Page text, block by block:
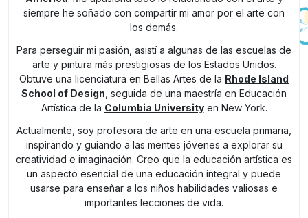
siempre he soñado con compartir mi amor por el arte con
los demás.
Para perseguir mi pasión, asistí a algunas de las escuelas de
arte y pintura más prestigiosas de los Estados Unidos.
Obtuve una licenciatura en Bellas Artes de la Rhode Island
School of Design , seguida de una maestría en Educación
Artística de la Columbia Universityen New York.
Actualmente, soy profesora de arte en una escuela primaria,
inspirando y guiando a las mentes jóvenes a explorar su
creatividad e imaginación. Creo que la educación artística es
un aspecto esencial de una educación integral y puede
usarse para enseñar a los niños habilidades valiosas e
importantes lecciones de vida.